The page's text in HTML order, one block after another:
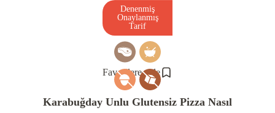
Favorilere ekle
Denenmiş
Onaylanmış
Tarif
Karabuğday Unlu Glutensiz Pizza Nasıl